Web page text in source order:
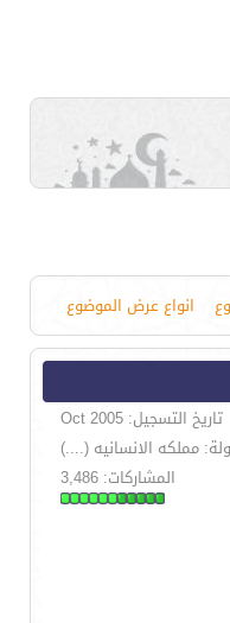
انواع عرض الموضوع
تاريخ التسجيل: Oct 2005
مملكه الانسانيه (....)
المشاركات: 3,486